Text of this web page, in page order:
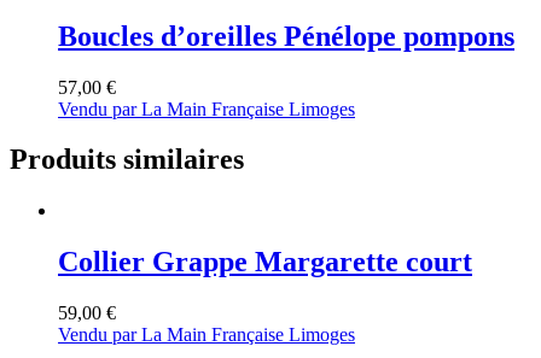
Boucles d’oreilles Pénélope pompons
57,00 €
Vendu par La Main Française Limoges
Produits similaires
Collier Grappe Margarette court
59,00 €
Vendu par La Main Française Limoges